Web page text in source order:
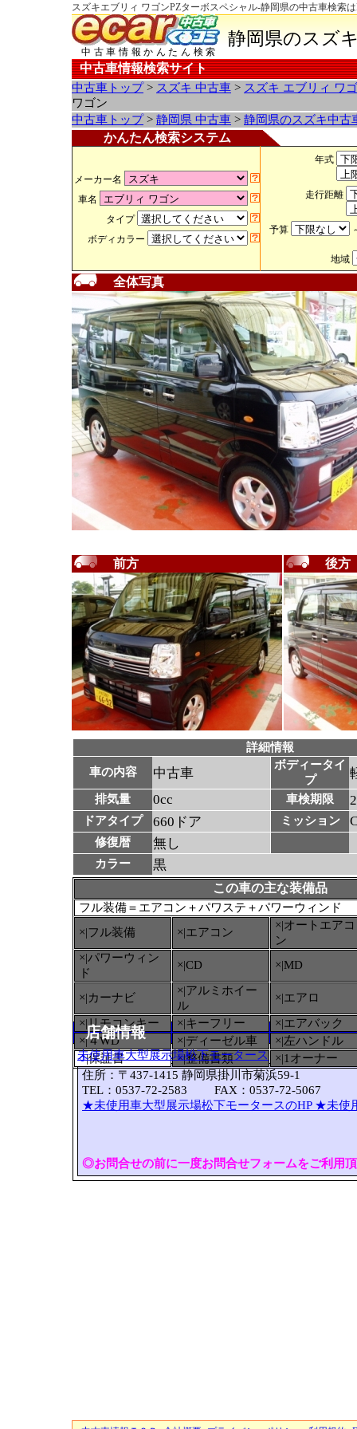
スズキエブリィ ワゴンPZターボスペシャル-静岡県の中古車検索
中古車情報かんたん検索
静岡県のスズ
中古車情報検索サイト
中古車トップ> スズキ 中古車 > スズキ エブリィ ワ
ワゴン
中古車トップ> 静岡県 中古車 > 静岡県のスズキ中古
かんたん検索システム
メーカー名
車名
タイプ
ボディカラー
年式
走行距離
予算
地域
全体写真
前方 後方
詳細情報
車の内容
中古車
ボディータイ
プ
排気量 0cc 車検期限
ドアタイプ 660ドア ミッション
修復暦 無し
カラー 黒
この車の主な装備品
フル装備＝エアコン＋パワステ＋パワーウィンド
×|フル装備
×|エアコン
×|オートエアコ
ン
×|パワーウィン
ド
×|CD ×|MD
×|カーナビ
×|アルミホイー
ル
×|エアロ
×|リモコンキー
×|キーフリー
×|エアバック
×|４WD
×|ディーゼル車
×|左ハンドル
○|保証書 ×|整備書類 ×|1オーナー
店舗情報
未使用車大型展示場松下モータース
住所：〒437-1415 静岡県掛川市菊浜59-1
TEL：0537-72-2583 FAX：0537-72-5067
★未使用車大型展示場松下モータースのHP ★未使
◎お問合せの前に一度お問合せフォームをご利用